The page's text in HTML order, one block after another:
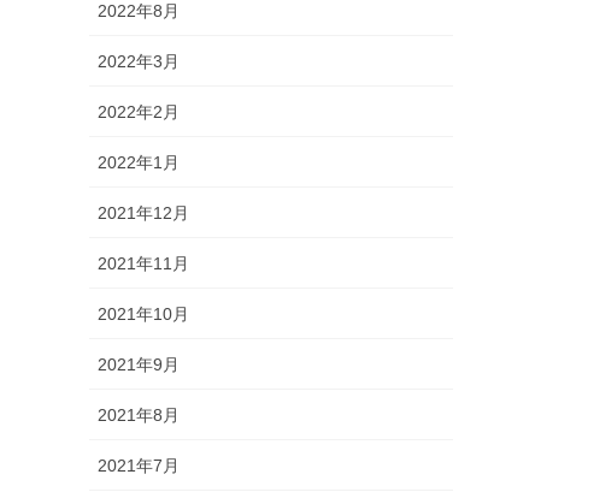
2022年8月
2022年3月
2022年2月
2022年1月
2021年12月
2021年11月
2021年10月
2021年9月
2021年8月
2021年7月